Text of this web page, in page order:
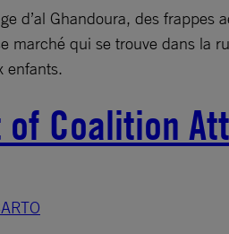
d’al Ghandoura, des
marché qui se trouve dans la
enfants.
of Coalition